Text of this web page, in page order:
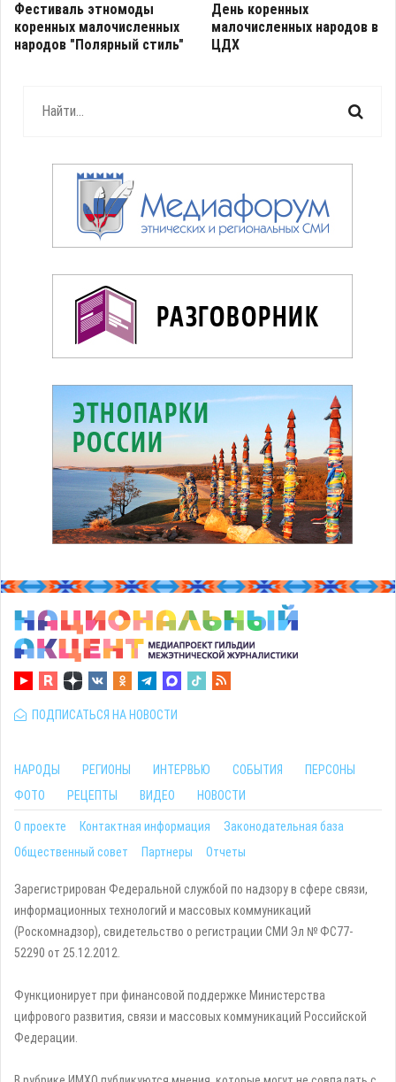
Фестиваль этномоды
коренных малочисленных
народов "Полярный стиль"
День коренных
малочисленных народов в
ЦДХ
ПОДПИСАТЬСЯ НА НОВОСТИ
НАРОДЫ РЕГИОНЫ ИНТЕРВЬЮ СОБЫТИЯ
ПЕРСОНЫ
ФОТО
РЕЦЕПТЫ ВИДЕО НОВОСТИ
О проекте Контактная информация
Законодательная база
Общественный совет
Партнеры Отчеты
Зарегистрирован Федеральной службой по надзору в сфере связи,
информационных технологий и массовых коммуникаций
(Роскомнадзор), свидетельство о регистрации СМИ Эл № ФС77-
52290 от 25.12.2012.
Функционирует при финансовой поддержке Министерства
цифрового развития, связи и массовых коммуникаций Российской
Федерации.